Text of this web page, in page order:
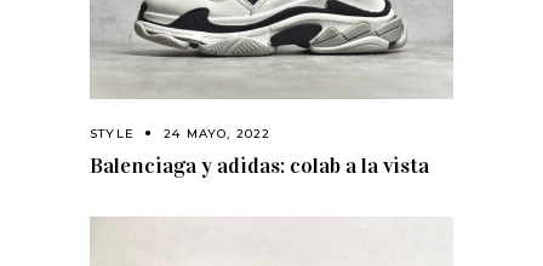
STYLE 24 MAYO, 2022
Balenciaga y adidas: colab a la vista